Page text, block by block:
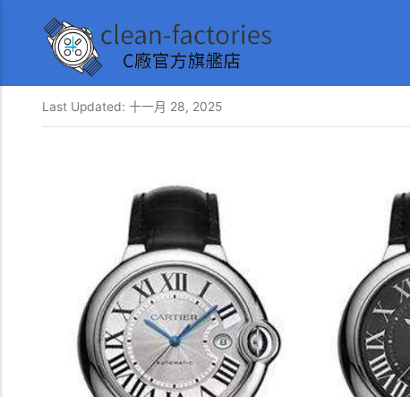
Last Updated: 十一月 28, 2025